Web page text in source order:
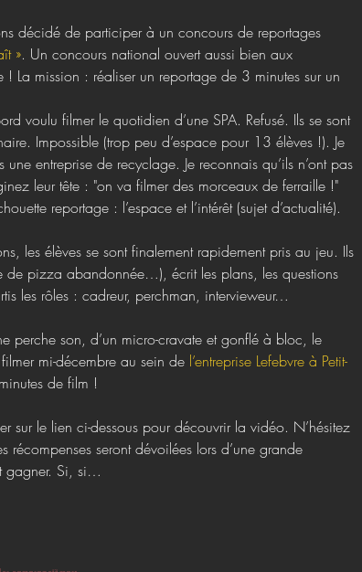
décidé de participer à un concours de reportages
». Un concours national ouvert aussi bien aux
! La mission : réaliser un reportage de 3 minutes sur un
voulu filmer le quotidien d’une SPA. Refusé. Ils se sont
Impossible (trop peu d’espace pour 13 élèves !). Je
entreprise de recyclage. Je reconnais qu’ils n’ont pas
leur tête : "on va filmer des morceaux de ferraille !"
reportage : l’espace et l’intérêt (sujet d’actualité).
les élèves se sont finalement rapidement pris au jeu. Ils
de pizza abandonnée…), écrit les plans, les questions
les rôles : cadreur, perchman, intervieweur…
perche son, d’un micro-cravate et gonflé à bloc, le
mi-décembre au sein de l’entreprise Lefebvre à Petit-
de film !
sur le lien ci-dessous pour découvrir la vidéo. N’hésitez
récompenses seront dévoilées lors d’une grande
gagner. Si, si…